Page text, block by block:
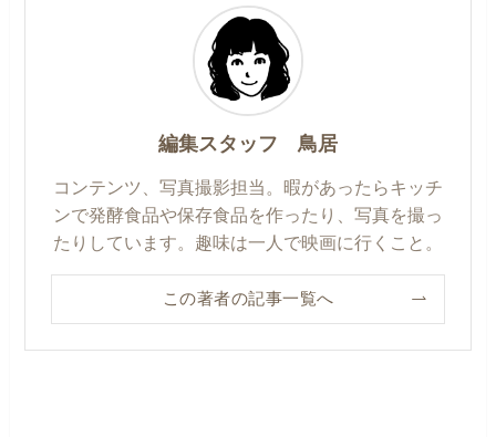
編集スタッフ 鳥居
コンテンツ、写真撮影担当。暇があったらキッチ
ンで発酵食品や保存食品を作ったり、写真を撮っ
たりしています。趣味は一人で映画に行くこと。
この著者の記事一覧へ